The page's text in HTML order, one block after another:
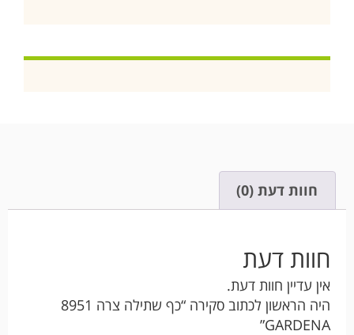
חוות דעת (0)
חוות דעת
אין עדיין חוות דעת.
היה הראשון לכתוב סקירה “כף שתילה צרה 8951
GARDENA”